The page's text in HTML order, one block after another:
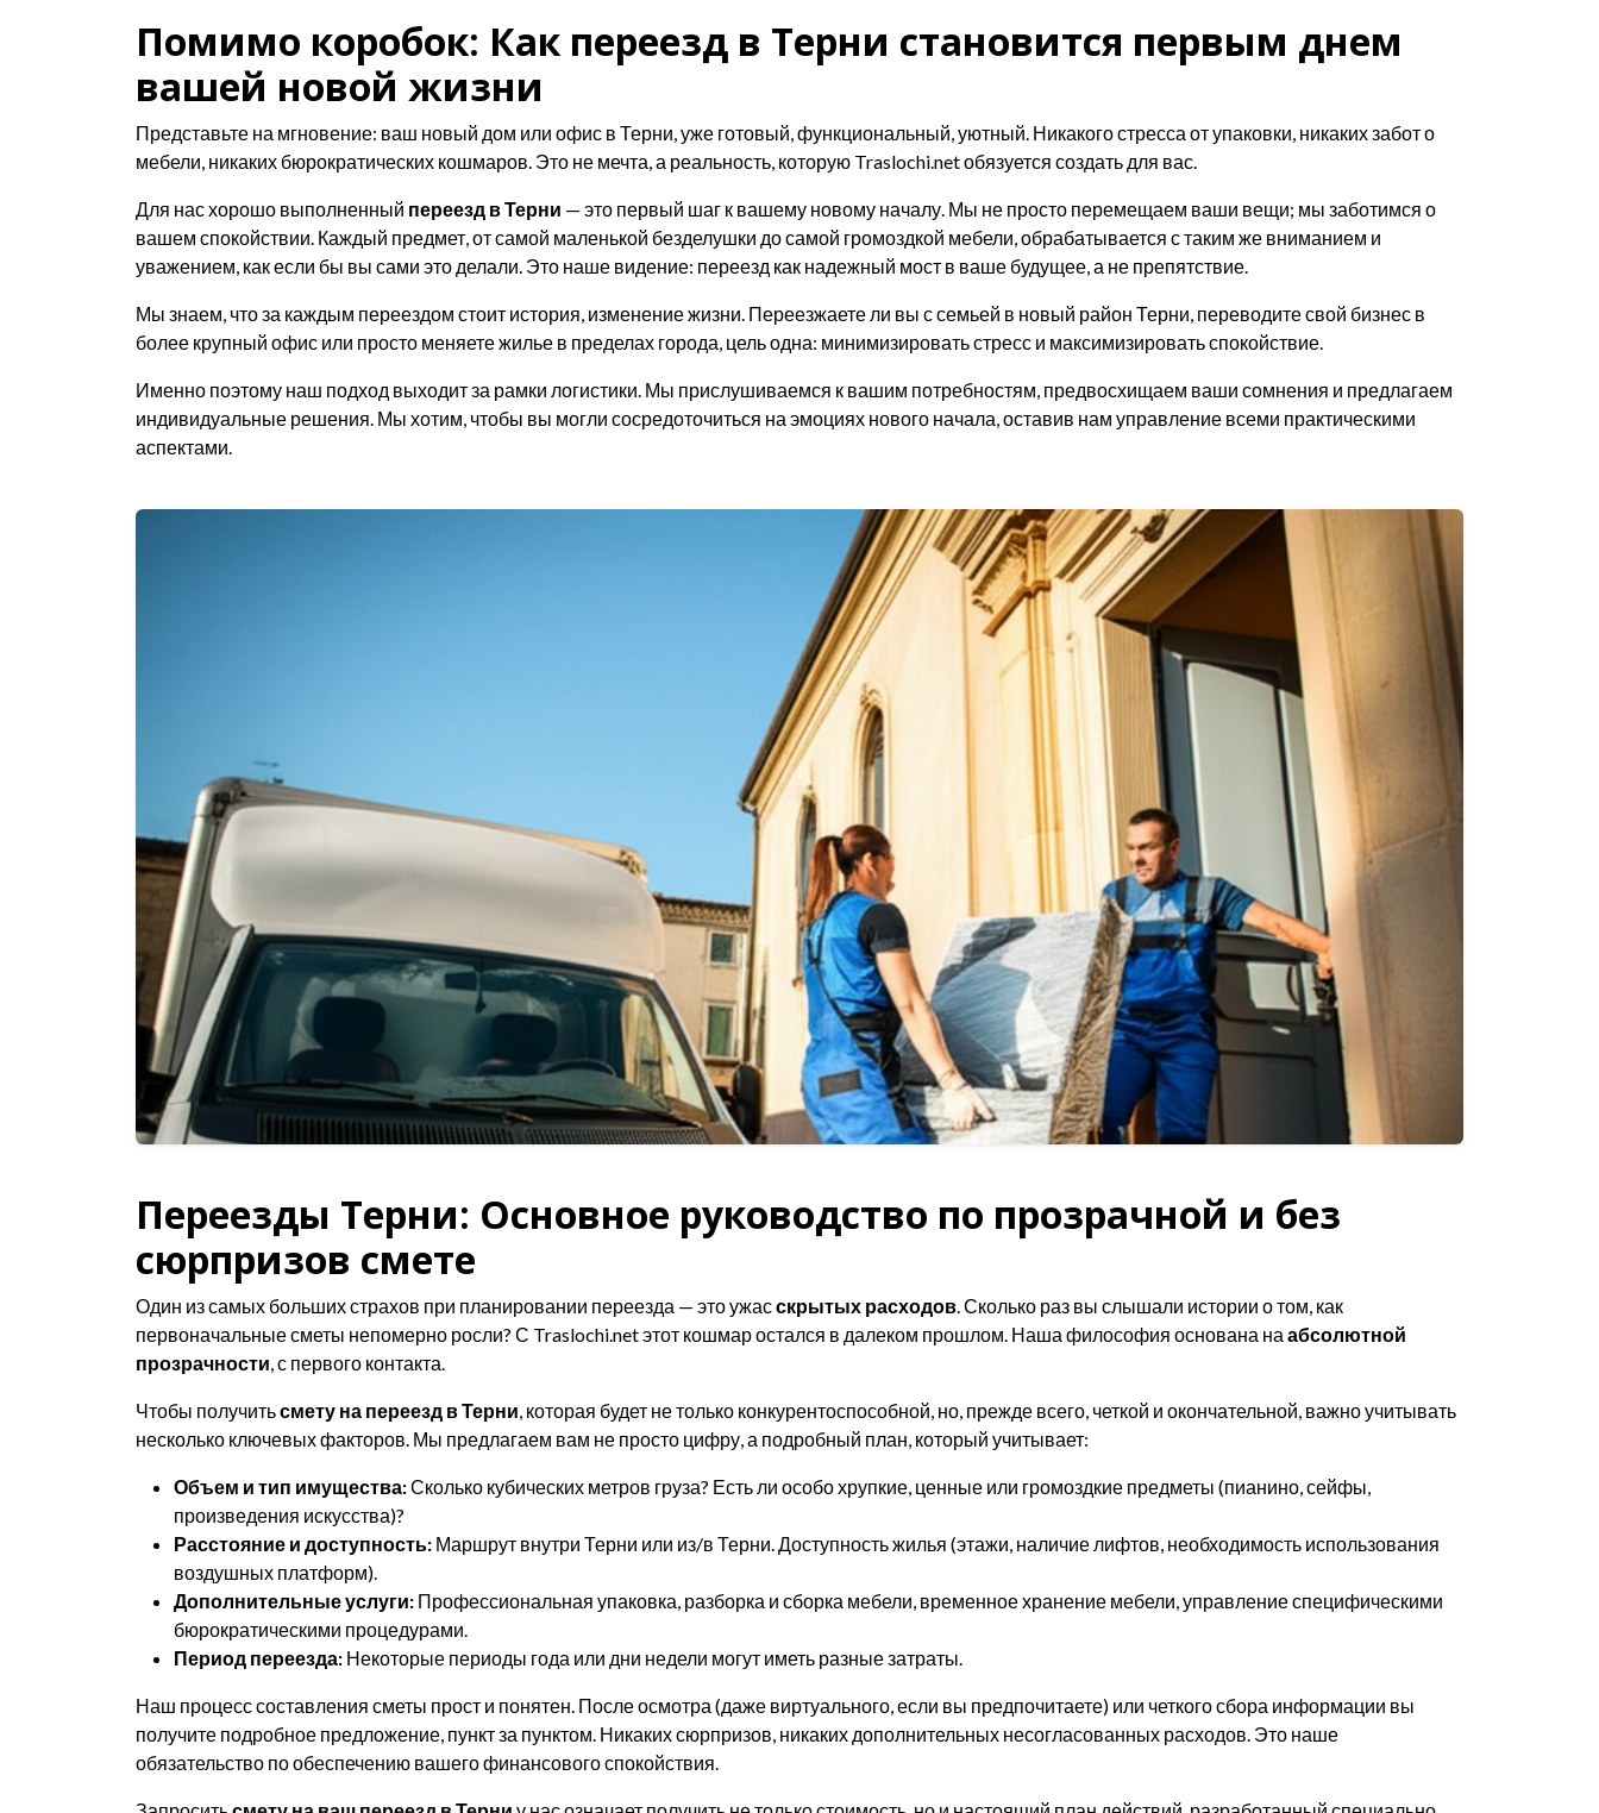
Помимо коробок: Как переезд в Терни становится первым днем
вашей новой жизни
Представьте на мгновение: ваш новый дом или офис в Терни, уже готовый, функциональный, уютный. Никакого стресса от упаковки, никаких забот о
мебели, никаких бюрократических кошмаров. Это не мечта, а реальность, которую Traslochi.net обязуется создать для вас.
Для нас хорошо выполненный переезд в Терни — это первый шаг к вашему новому началу. Мы не просто перемещаем ваши вещи; мы заботимся о
вашем спокойствии. Каждый предмет, от самой маленькой безделушки до самой громоздкой мебели, обрабатывается с таким же вниманием и
уважением, как если бы вы сами это делали. Это наше видение: переезд как надежный мост в ваше будущее, а не препятствие.
Мы знаем, что за каждым переездом стоит история, изменение жизни. Переезжаете ли вы с семьей в новый район Терни, переводите свой бизнес в
более крупный офис или просто меняете жилье в пределах города, цель одна: минимизировать стресс и максимизировать спокойствие.
Именно поэтому наш подход выходит за рамки логистики. Мы прислушиваемся к вашим потребностям, предвосхищаем ваши сомнения и предлагаем
индивидуальные решения. Мы хотим, чтобы вы могли сосредоточиться на эмоциях нового начала, оставив нам управление всеми практическими
аспектами.
Переезды Терни: Основное руководство по прозрачной и без
сюрпризов смете
Один из самых больших страхов при планировании переезда — это ужасскрытых расходов. Сколько раз вы слышали истории о том, как
первоначальные сметы непомерно росли? С Traslochi.net этот кошмар остался в далеком прошлом. Наша философия основана на абсолютной
прозрачности, с первого контакта.
Чтобы получитьсмету на переезд в Терни, которая будет не только конкурентоспособной, но, прежде всего, четкой и окончательной, важно учитывать
несколько ключевых факторов. Мы предлагаем вам не просто цифру, а подробный план, который учитывает:
Объем и тип имущества:Сколько кубических метров груза? Есть ли особо хрупкие, ценные или громоздкие предметы (пианино, сейфы,
произведения искусства)?
Расстояние и доступность: Маршрут внутри Терни или из/в Терни. Доступность жилья (этажи, наличие лифтов, необходимость использования
воздушных платформ).
Дополнительные услуги: Профессиональная упаковка, разборка и сборка мебели, временное хранение мебели, управление специфическими
бюрократическими процедурами.
Период переезда: Некоторые периоды года или дни недели могут иметь разные затраты.
Наш процесс составления сметы прост и понятен. После осмотра (даже виртуального, если вы предпочитаете) или четкого сбора информации вы
получите подробное предложение, пункт за пунктом. Никаких сюрпризов, никаких дополнительных несогласованных расходов. Это наше
обязательство по обеспечению вашего финансового спокойствия.